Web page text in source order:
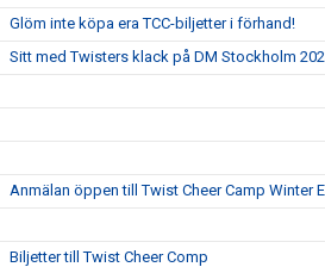
Glöm inte köpa era TCC-biljetter i förhand!
Sitt med Twisters klack på DM Stockholm
Anmälan öppen till Twist Cheer Camp Winter
Biljetter till Twist Cheer Comp